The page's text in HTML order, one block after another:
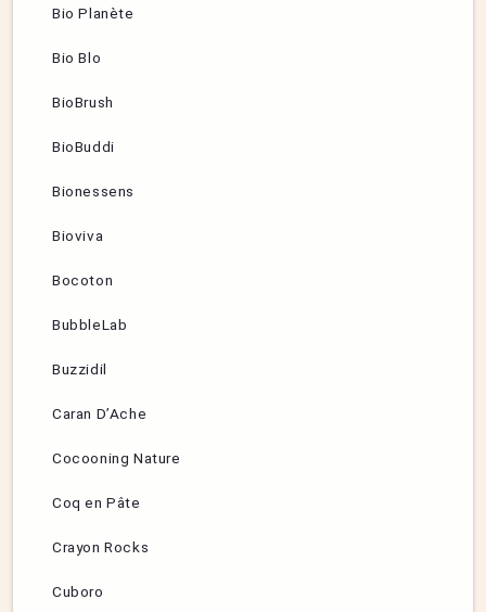
Bio Planète
Bio Blo
BioBrush
BioBuddi
Bionessens
Bioviva
Bocoton
BubbleLab
Buzzidil
Caran D’Ache
Cocooning Nature
Coq en Pâte
Crayon Rocks
Cuboro